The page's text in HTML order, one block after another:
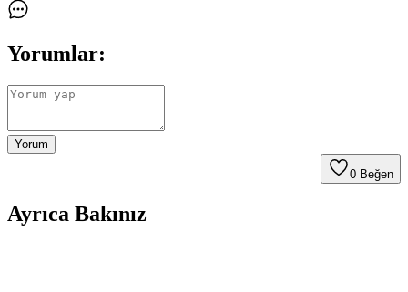
Yorumlar:
Yorum
0 Beğen
Ayrıca Bakınız